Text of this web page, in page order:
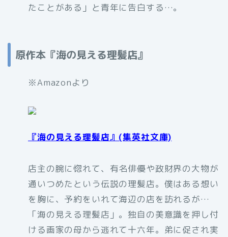
たことがある」と青年に告白する…。
原作本『海の見える理髪店』
※Amazonより
『海の見える理髪店』(集英社文庫)
店主の腕に惚れて、有名俳優や政財界の大物が
通いつめたという伝説の理髪店。僕はある想い
を胸に、予約をいれて海辺の店を訪れるが…
「海の見える理髪店」。独自の美意識を押し付
ける画家の母から逃れて十六年。弟に促され実